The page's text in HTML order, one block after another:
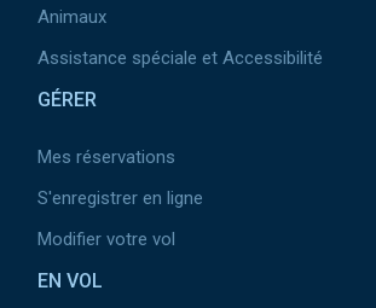
Animaux
Assistance spéciale et Accessibilité
GÉRER
Mes réservations
S'enregistrer en ligne
Modifier votre vol
EN VOL